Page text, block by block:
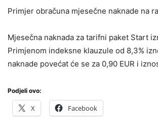
Primjer obračuna mjesečne naknade na
Mjesečna naknada za tarifni paket Start
Primjenom indeksne klauzule od 8,3%
naknade povećat će se za 0,90 EUR i
Podjeli ovo:
X Facebook